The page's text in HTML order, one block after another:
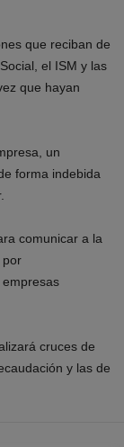
que reciban de
el ISM y las
que hayan
un
forma indebida
comunicar a la
por
empresas
cruces de
y las de